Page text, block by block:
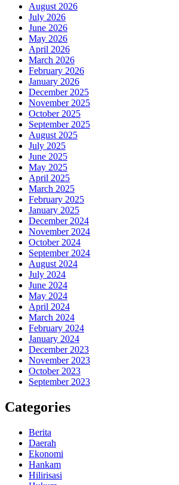
August 2026
July 2026
June 2026
May 2026
April 2026
March 2026
February 2026
January 2026
December 2025
November 2025
October 2025
September 2025
August 2025
July 2025
June 2025
May 2025
April 2025
March 2025
February 2025
January 2025
December 2024
November 2024
October 2024
September 2024
August 2024
July 2024
June 2024
May 2024
April 2024
March 2024
February 2024
January 2024
December 2023
November 2023
October 2023
September 2023
Categories
Berita
Daerah
Ekonomi
Hankam
Hilirisasi